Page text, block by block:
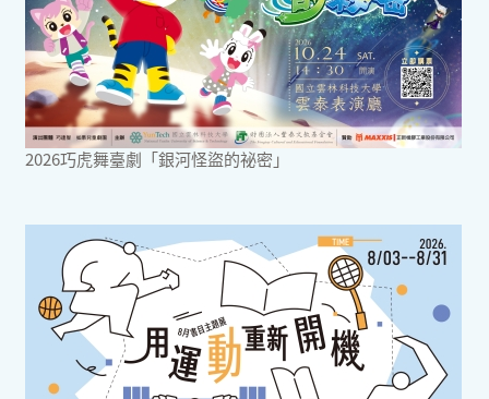
2026巧虎舞臺劇「銀河怪盜的祕密」